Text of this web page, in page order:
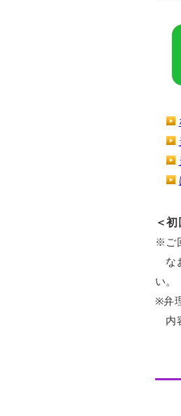
＜
※ご
な
い。
※弁
内